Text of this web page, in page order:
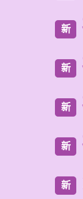
新
新
新
新
新